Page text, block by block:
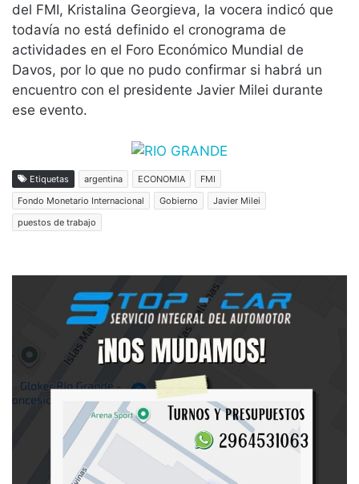
del FMI, Kristalina Georgieva, la vocera indicó que
todavía no está definido el cronograma de
actividades en el Foro Económico Mundial de
Davos, por lo que no pudo confirmar si habrá un
encuentro con el presidente Javier Milei durante
ese evento.
Etiquetas argentina ECONOMIA
FMI
Fondo Monetario Internacional
Gobierno
Javier Milei
puestos de trabajo